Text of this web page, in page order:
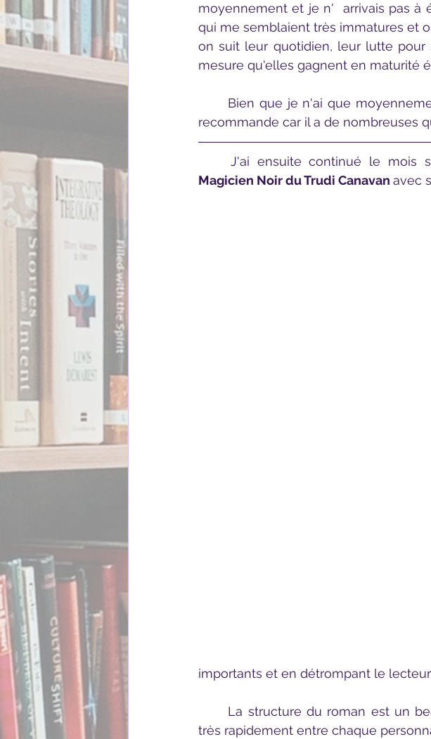
moyennement et je n'	arrivais pas à éprouver de la sympathie pour les personnages
qui me semblaient très immatures et
on suit leur quotidien, leur lutte
mesure qu'elles gagnent en maturité
recommande car il a de nombreuses
J'ai ensuite continué le
Magicien Noir du Trudi Canavan avec
importants et en détrompant le
très rapidement entre chaque